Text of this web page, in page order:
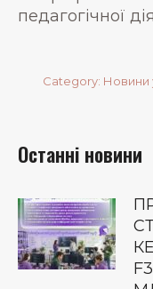
педагогічної
Category: Новини
Останні новини